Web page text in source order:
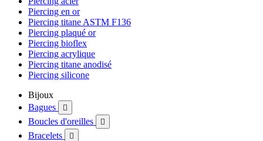
Piercing en or
Piercing titane ASTM F136
Piercing plaqué or
Piercing bioflex
Piercing acrylique
Piercing titane anodisé
Piercing silicone
Bijoux
Bagues

Boucles d'oreilles 
Bracelets 